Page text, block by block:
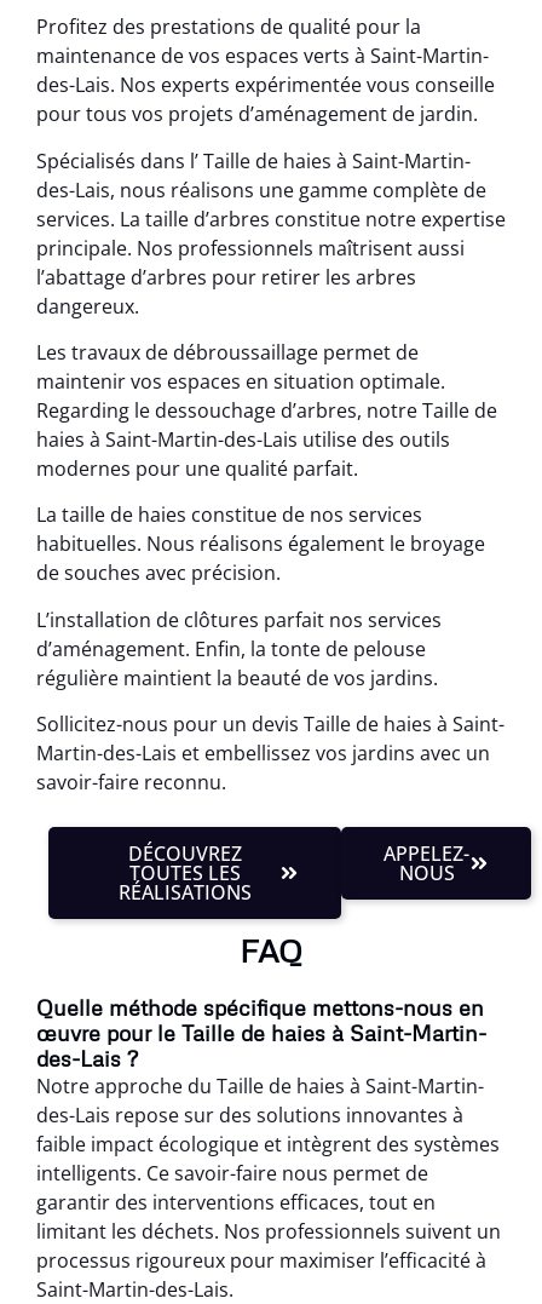
Profitez des prestations de qualité pour la
maintenance de vos espaces verts à Saint-Martin-
des-Lais. Nos experts expérimentée vous conseille
pour tous vos projets d’aménagement de jardin.
Spécialisés dans l’ Taille de haies à Saint-Martin-
des-Lais, nous réalisons une gamme complète de
services. La taille d’arbres constitue notre expertise
principale. Nos professionnels maîtrisent aussi
l’abattage d’arbres pour retirer les arbres
dangereux.
Les travaux de débroussaillage permet de
maintenir vos espaces en situation optimale.
Regarding le dessouchage d’arbres, notre Taille de
haies à Saint-Martin-des-Lais utilise des outils
modernes pour une qualité parfait.
La taille de haies constitue de nos services
habituelles. Nous réalisons également le broyage
de souches avec précision.
L’installation de clôtures parfait nos services
d’aménagement. Enfin, la tonte de pelouse
régulière maintient la beauté de vos jardins.
Sollicitez-nous pour un devis Taille de haies à Saint-
Martin-des-Lais et embellissez vos jardins avec un
savoir-faire reconnu.
DÉCOUVREZ
TOUTES LES
RÉALISATIONS
APPELEZ-
NOUS
FAQ
Quelle méthode spécifique mettons-nous en
œuvre pour le Taille de haies à Saint-Martin-
des-Lais ?
Notre approche du Taille de haies à Saint-Martin-
des-Lais repose sur des solutions innovantes à
faible impact écologique et intègrent des systèmes
intelligents. Ce savoir-faire nous permet de
garantir des interventions efficaces, tout en
limitant les déchets. Nos professionnels suivent un
processus rigoureux pour maximiser l’efficacité à
Saint-Martin-des-Lais.